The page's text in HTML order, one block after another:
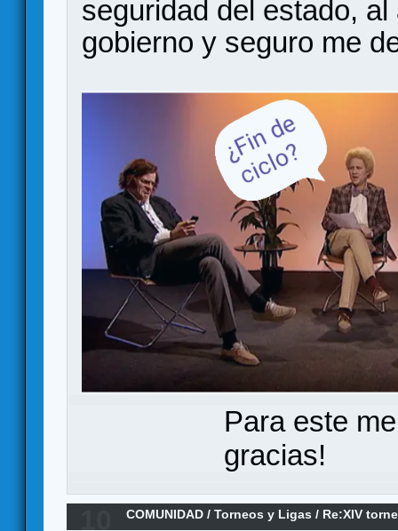
seguridad del estado,
gobierno y seguro me
Para este
gracias!
COMUNIDAD /Torneos y Ligas / Re:XIV